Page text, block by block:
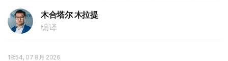
木合塔尔 木拉提
编译
18:54, 07 8月 2026